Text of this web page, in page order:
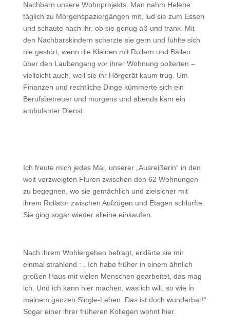
Nachbarn unsere Wohnprojekts. Man nahm Helene
täglich zu Morgenspaziergängen mit, lud sie zum Essen
und schaute nach ihr, ob sie genug aß und trank. Mit
den Nachbarskindern scherzte sie gern und fühlte sich
nie gestört, wenn die Kleinen mit Rollern und Bällen
über den Laubengang vor ihrer Wohnung polterten –
vielleicht auch, weil sie ihr Hörgerät kaum trug. Um
Finanzen und rechtliche Dinge kümmerte sich ein
Berufsbetreuer und morgens und abends kam ein
ambulanter Dienst.
Ich freute mich jedes Mal, unserer „Ausreißerin“ in den
weit verzweigten Fluren zwischen den 62 Wohnungen
zu begegnen, wo sie gemächlich und zielsicher mit
ihrem Rollator zwischen Aufzügen und Etagen schlurfte.
Sie ging sogar wieder alleine einkaufen.
Nach ihrem Wohlergehen befragt, erklärte sie mir
einmal strahlend : „ Ich habe früher in einem ähnlich
großen Haus mit vielen Menschen gearbeitet, das mag
ich. Und ich kann hier machen, was ich will, so wie in
meinem ganzen Single-Leben. Das ist doch wunderbar!“
Sogar einer ihrer früheren Kollegen wohnt hier.